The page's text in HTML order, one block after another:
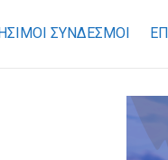
ΣΎΝΔΕΣΜΟΙ